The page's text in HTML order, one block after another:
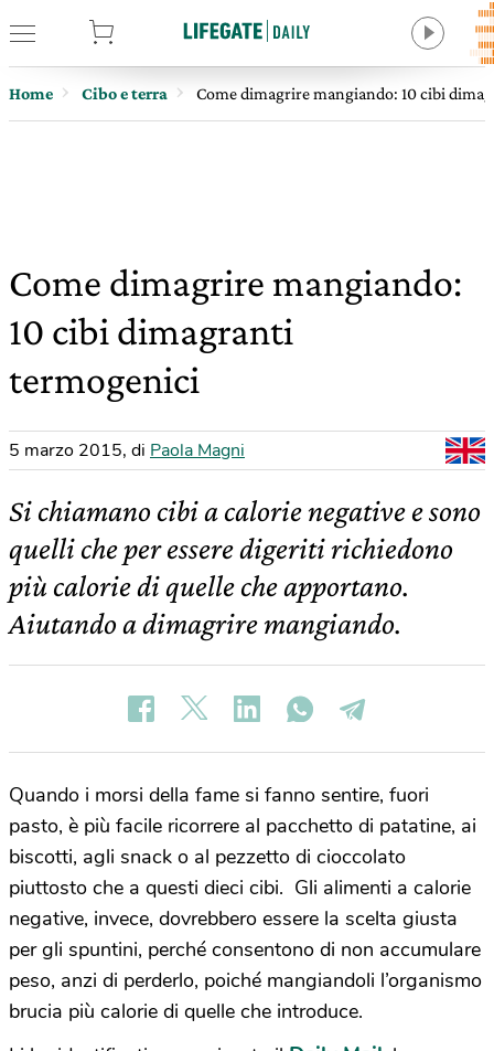
Home Cibo e terra Come dimagrire mangiando: 10 cibi
Come dimagrire mangiando:
10 cibi dimagranti
termogenici
5 marzo 2015, di Paola Magni
Si chiamano cibi a calorie negative e sono
quelli che per essere digeriti richiedono
più calorie di quelle che apportano.
Aiutando a dimagrire mangiando.
Quando i morsi della fame si fanno sentire, fuori
pasto, è più facile ricorrere al pacchetto di patatine, ai
biscotti, agli snack o al pezzetto di cioccolato
piuttosto che a questi dieci cibi. Gli alimenti a calorie
negative, invece, dovrebbero essere la scelta giusta
per gli spuntini, perché consentono di non accumulare
peso, anzi di perderlo, poiché mangiandoli l’organismo
brucia più calorie di quelle che introduce.